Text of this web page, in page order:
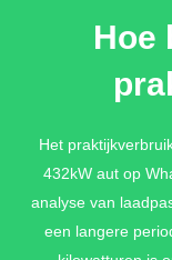
CS1 -
Hoe
Het
432kW aut op
analyse van
een langere